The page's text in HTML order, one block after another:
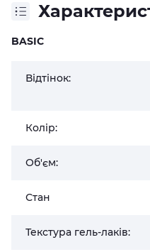
BASIC
Відтінок:
Колір:
Об'єм:
Стан
Текстура гель-лаків: